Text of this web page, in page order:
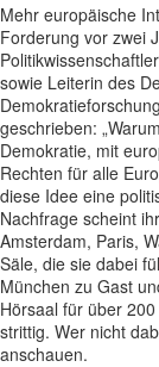
Mehr europäische
Forderung vor zwei
sowie Leiterin des
geschrieben:
Demokratie, mit
Rechten für alle
diese Idee eine
Nachfrage scheint
Amsterdam, Paris,
Säle, die sie dabei
München zu Gast
Hörsaal für über
strittig. Wer nicht
anschauen.